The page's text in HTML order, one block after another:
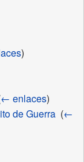
)
← enlaces)
de Guerra‎ (←